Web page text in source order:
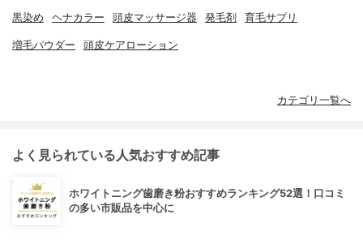
黒染め ヘナカラー 頭皮マッサージ器 発毛剤 育毛サプリ
増毛パウダー 頭皮ケアローション
カテゴリ一覧へ
よく見られている人気おすすめ記事
ホワイトニング歯磨き粉おすすめランキング52選！口コミ
の多い市販品を中心に